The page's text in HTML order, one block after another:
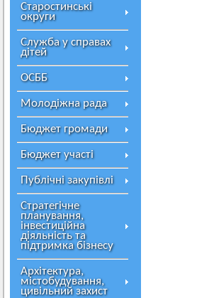
Старостинські
округи
Служба у справах
дітей
ОСББ
Молодіжна рада
Бюджет громади
Бюджет участі
Публічні закупівлі
Стратегічне
планування,
інвестиційна
діяльність та
підтримка бізнесу
Архітектура,
містобудування,
цивільний захист